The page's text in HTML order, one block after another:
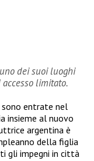
dei suoi luoghi
limitato.
sono entrate nel
insieme al nuovo
argentina è
della figlia
gli impegni in città